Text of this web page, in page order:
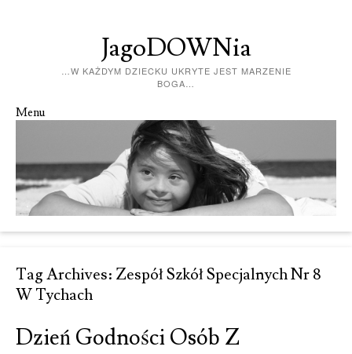
JagoDOWNia
…W KAŻDYM DZIECKU UKRYTE JEST MARZENIE
BOGA…
Menu
Tag Archives: Zespół Szkół Specjalnych Nr 8
W Tychach
Dzień Godności Osób Z